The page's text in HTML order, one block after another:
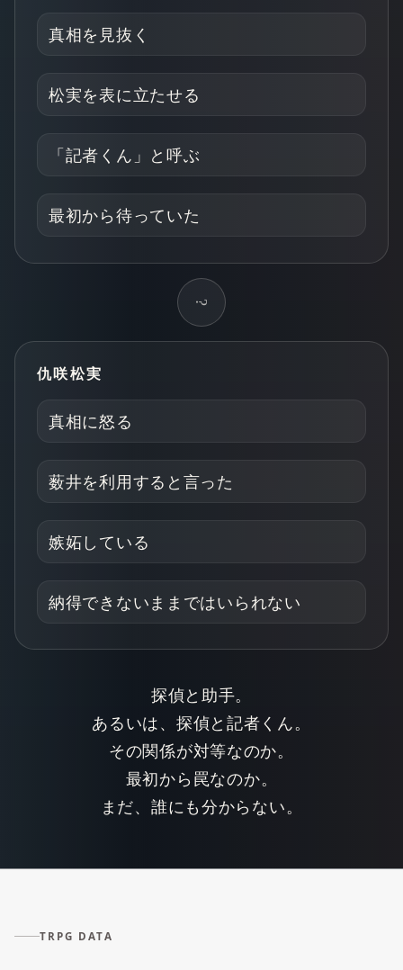
真相を見抜く
松実を表に立たせる
「記者くん」と呼ぶ
最初から待っていた
?
仇咲松実
真相に怒る
薮井を利用すると言った
嫉妬している
納得できないままではいられない
探偵と助手。
あるいは、探偵と記者くん。
その関係が対等なのか。
最初から罠なのか。
まだ、誰にも分からない。
TRPG DATA